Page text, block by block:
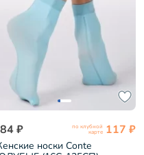
₽ по клубной
карте 117 ₽
носки Conte